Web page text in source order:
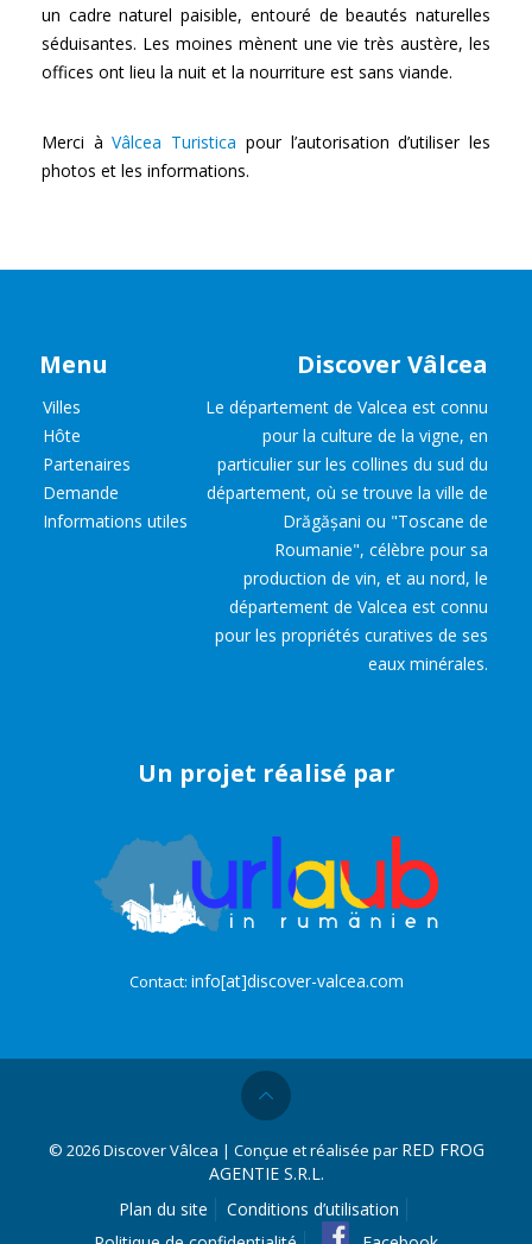
un cadre naturel paisible, entouré de beautés naturelles
séduisantes. Les moines mènent une vie très austère, les
offices ont lieu la nuit et la nourriture est sans viande.
Merci àVâlcea Turistica pour l’autorisation d’utiliser les
photos et les informations.
Menu
Villes
Hôte
Partenaires
Demande
Informations utiles
Discover Vâlcea
Le département de Valcea est connu
pour la culture de la vigne, en
particulier sur les collines du sud du
département, où se trouve la ville de
Drăgășani ou "Toscane de
Roumanie", célèbre pour sa
production de vin, et au nord, le
département de Valcea est connu
pour les propriétés curatives de ses
eaux minérales.
Un projet réalisé par
Contact: info[at]discover-valcea.com
© 2026 Discover Vâlcea | Conçue et réalisée par RED FROG
AGENTIE S.R.L.
Plan du site
Conditions d’utilisation